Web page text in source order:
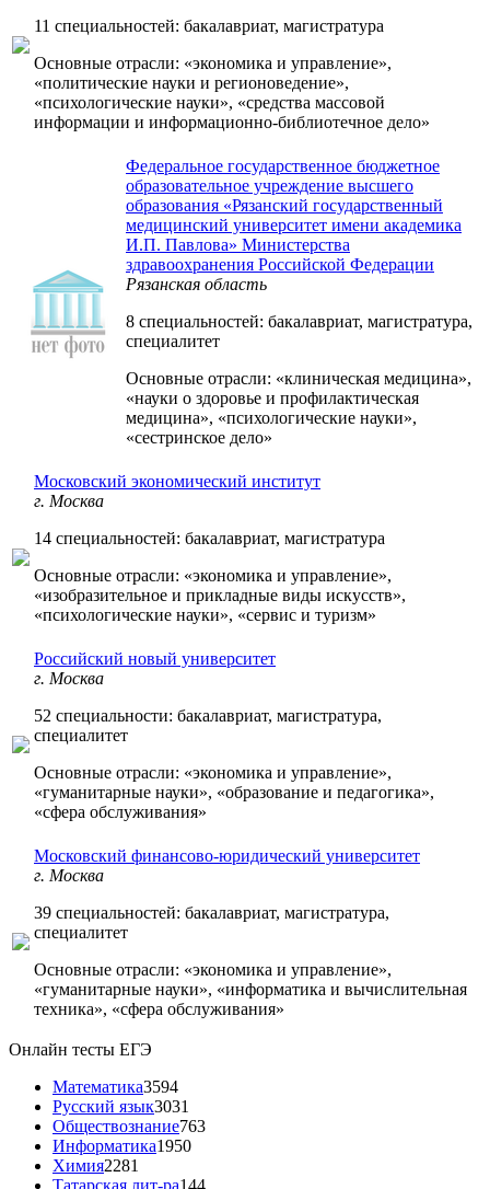
11 специальностей: бакалавриат, магистратура
Основные отрасли: «экономика и управление»,
«политические науки и регионоведение»,
«психологические науки», «средства массовой
информации и информационно-библиотечное дело»
Федеральное государственное бюджетное
образовательное учреждение высшего
образования «Рязанский государственный
медицинский университет имени академика
И.П. Павлова» Министерства
здравоохранения Российской Федерации
Рязанская область
8 специальностей: бакалавриат, магистратура,
специалитет
Основные отрасли: «клиническая медицина»,
«науки о здоровье и профилактическая
медицина», «психологические науки»,
«сестринское дело»
Московский экономический институт
г. Москва
14 специальностей: бакалавриат, магистратура
Основные отрасли: «экономика и управление»,
«изобразительное и прикладные виды искусств»,
«психологические науки», «сервис и туризм»
Российский новый университет
г. Москва
52 специальности: бакалавриат, магистратура,
специалитет
Основные отрасли: «экономика и управление»,
«гуманитарные науки», «образование и педагогика»,
«сфера обслуживания»
Московский финансово-юридический университет
г. Москва
39 специальностей: бакалавриат, магистратура,
специалитет
Основные отрасли: «экономика и управление»,
«гуманитарные науки», «информатика и вычислительная
техника», «сфера обслуживания»
Онлайн тесты ЕГЭ
Математика3594
Русский язык3031
Обществознание763
Информатика1950
Химия2281